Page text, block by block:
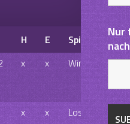
H E
Spielausgang
x x Win
x x Loss
Nur